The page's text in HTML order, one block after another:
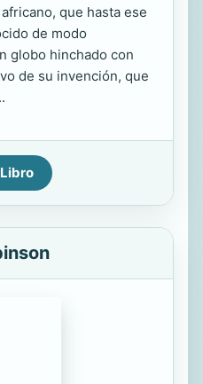
que hasta ese
de modo
globo hinchado con
de su invención, que